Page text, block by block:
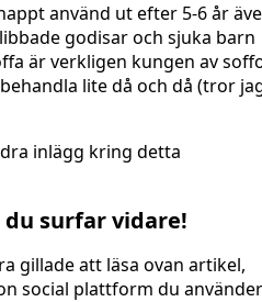
använd ut efter 5-6 år
godisar och sjuka barn
är verkligen kungen av
lite då och då (tror
inlägg kring detta
surfar vidare!
gillade att läsa ovan artikel,
social plattform du